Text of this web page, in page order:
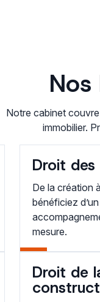
Nos
Notre cabinet
immobilier.
Droit
De la création
bénéficiez d’un
mesure.
Droit de